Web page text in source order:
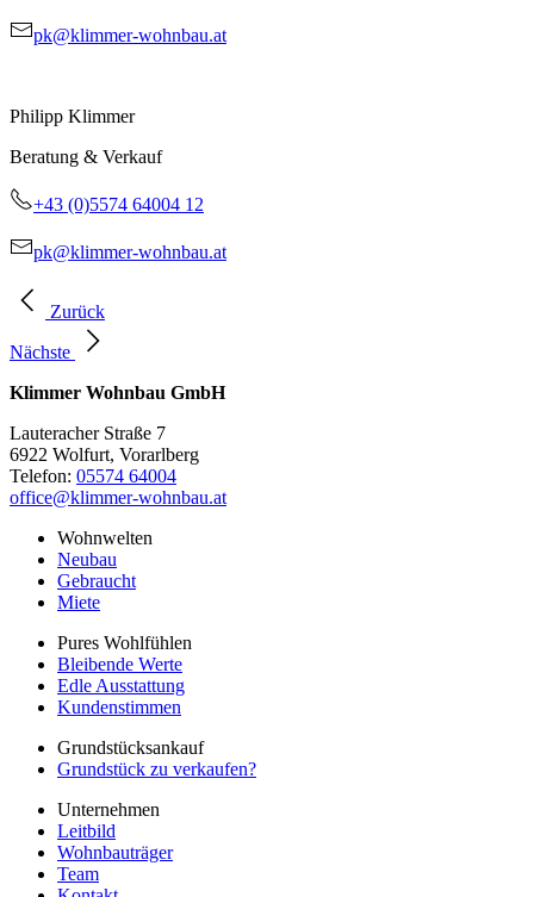
pk@klimmer-wohnbau.at
Philipp Klimmer
Beratung & Verkauf
+43 (0)5574 64004 12
pk@klimmer-wohnbau.at
Zurück
Nächste
Klimmer Wohnbau GmbH
Lauteracher Straße 7
6922 Wolfurt, Vorarlberg
Telefon: 05574 64004
office@klimmer-wohnbau.at
Wohnwelten
Neubau
Gebraucht
Miete
Pures Wohlfühlen
Bleibende Werte
Edle Ausstattung
Kundenstimmen
Grundstücksankauf
Grundstück zu verkaufen?
Unternehmen
Leitbild
Wohnbauträger
Team